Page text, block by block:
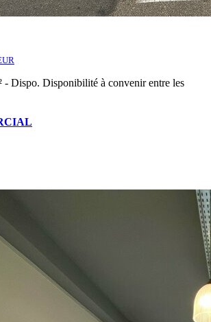
- Dispo. Disponibilité à convenir entre les